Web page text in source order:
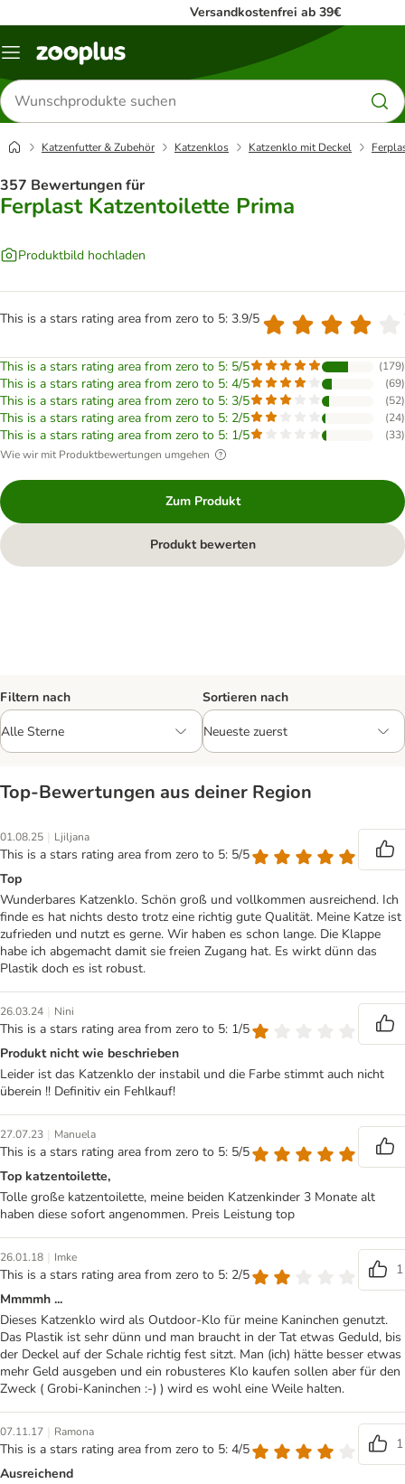
Versandkostenfrei ab 39€
Menü
Produkte
suchen
Katzenfutter & Zubehör Katzenklos Katzenklo mit Deckel
357 Bewertungen für
Ferplast Katzentoilette Prima
Produktbild hochladen
This is a stars rating area from zero to 5: 3.9/5
This is a stars rating area from zero to 5: 5/5 (179)
This is a stars rating area from zero to 5: 4/5 (69)
This is a stars rating area from zero to 5: 3/5 (52)
This is a stars rating area from zero to 5: 2/5 (24)
This is a stars rating area from zero to 5: 1/5 (33)
Wie wir mit Produktbewertungen umgehen
Zum Produkt
Produkt bewerten
Filtern nach Sortieren nach
Top‑Bewertungen aus deiner Region
01.08.25 | Ljiljana
This is a stars rating area from zero to 5: 5/5
Top
Wunderbares Katzenklo. Schön groß und vollkommen ausreichend. Ich
finde es hat nichts desto trotz eine richtig gute Qualität. Meine Katze ist
zufrieden und nutzt es gerne. Wir haben es schon lange. Die Klappe
habe ich abgemacht damit sie freien Zugang hat. Es wirkt dünn das
Plastik doch es ist robust.
26.03.24 | Nini
This is a stars rating area from zero to 5: 1/5
Produkt nicht wie beschrieben
Leider ist das Katzenklo der instabil und die Farbe stimmt auch nicht
überein !! Definitiv ein Fehlkauf!
27.07.23 | Manuela
This is a stars rating area from zero to 5: 5/5
Top katzentoilette,
Tolle große katzentoilette, meine beiden Katzenkinder 3 Monate alt
haben diese sofort angenommen. Preis Leistung top
26.01.18 | Imke
This is a stars rating area from zero to 5: 2/5
1
Mmmmh ...
Dieses Katzenklo wird als Outdoor-Klo für meine Kaninchen genutzt.
Das Plastik ist sehr dünn und man braucht in der Tat etwas Geduld, bis
der Deckel auf der Schale richtig fest sitzt. Man (ich) hätte besser etwas
mehr Geld ausgeben und ein robusteres Klo kaufen sollen aber für den
Zweck ( Grobi-Kaninchen :-) ) wird es wohl eine Weile halten.
07.11.17 | Ramona
This is a stars rating area from zero to 5: 4/5
1
Ausreichend